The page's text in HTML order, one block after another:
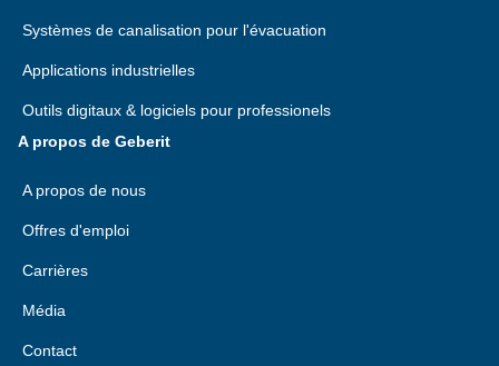
Systèmes de canalisation pour l'évacuation
Applications industrielles
Outils digitaux & logiciels pour professionels
A propos de Geberit
A propos de nous
Offres d'emploi
Carrières
Média
Contact